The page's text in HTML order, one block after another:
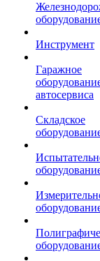
Инструмент
Гаражное
автосервиса
Складское